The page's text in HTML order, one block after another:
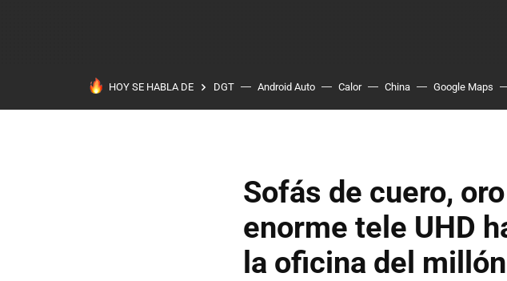
HOY SE HABLA DE DGT Android Auto Calor China Google Maps
Sofás de cuero,
enorme tele UHD
la oficina del